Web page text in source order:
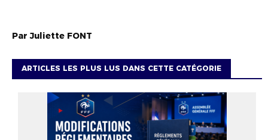
ParJuliette FONT
ARTICLES LES PLUS LUS DANS CETTE CATÉGORIE